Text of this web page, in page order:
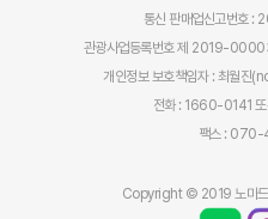
통신 판매업신고번호
관광사업등록번호 제 2019-
개인정보 보호책임자 : 최월
전화 : 1660-0141
팩스 :
Copyright © 2019 노마